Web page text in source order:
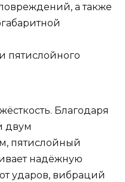
а также
пятислойного
Благодаря
двум
пятислойный
надёжную
ударов, вибраций